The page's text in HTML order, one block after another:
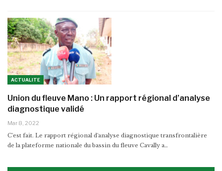
ACTUALITE
Union du fleuve Mano : Un rapport régional d’analyse
diagnostique validé
Mar 8, 2022
C'est fait. Le rapport régional d'analyse diagnostique transfrontalière
de la plateforme nationale du bassin du fleuve Cavally a…